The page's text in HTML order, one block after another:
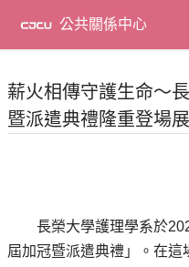
主
容
公共關係中心
薪火相傳守護生命～
暨派遣典禮隆重登場
長榮大學護理學系於
屆加冠暨派遣典禮」。在